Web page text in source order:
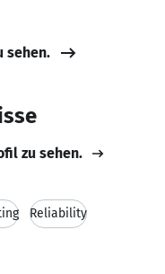
sehen.
zu sehen.
Reliability